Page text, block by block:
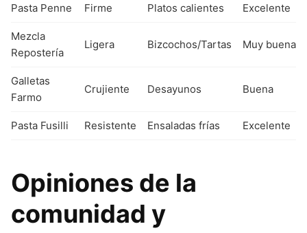
Pasta Penne Firme Platos calientes Excelente
Mezcla
Repostería
Ligera Bizcochos/Tartas Muy buena
Galletas
Farmo
Crujiente Desayunos Buena
Pasta Fusilli Resistente Ensaladas frías Excelente
Opiniones de la
comunidad y